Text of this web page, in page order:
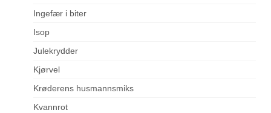
Ingefær i biter
Isop
Julekrydder
Kjørvel
Krøderens husmannsmiks
Kvannrot